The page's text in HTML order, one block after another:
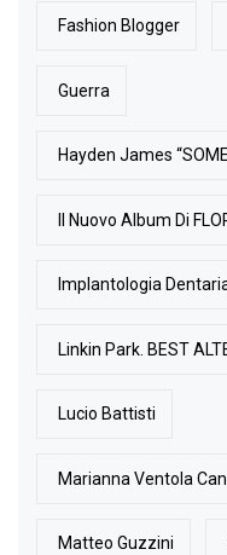
Fashion Blogger
Guerra
Hayden James
Il Nuovo Album Di
Implantologia
Linkin Park. BEST
Lucio Battisti
Marianna Ventola
Matteo Guzzini